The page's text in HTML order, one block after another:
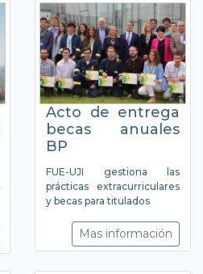
Acto de entrega
becas anuales
BP
FUE-UJI gestiona las
prácticas extracurriculares
y becas para titulados
Mas información